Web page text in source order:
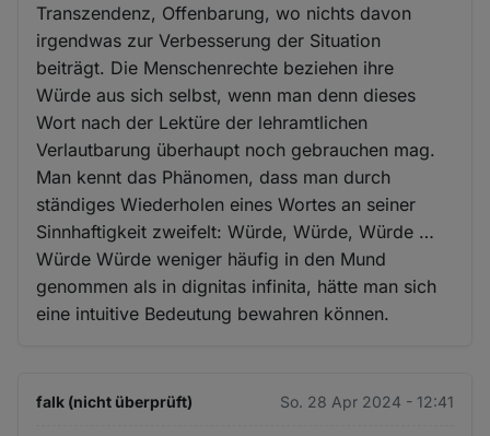
Transzendenz, Offenbarung, wo nichts davon
irgendwas zur Verbesserung der Situation
beiträgt. Die Menschenrechte beziehen ihre
Würde aus sich selbst, wenn man denn dieses
Wort nach der Lektüre der lehramtlichen
Verlautbarung überhaupt noch gebrauchen mag.
Man kennt das Phänomen, dass man durch
ständiges Wiederholen eines Wortes an seiner
Sinnhaftigkeit zweifelt: Würde, Würde, Würde …
Würde Würde weniger häufig in den Mund
genommen als in dignitas infinita, hätte man sich
eine intuitive Bedeutung bewahren können.
falk (nicht überprüft) So. 28 Apr 2024 - 12:41